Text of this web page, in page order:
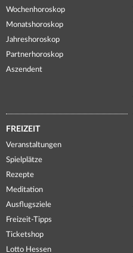
Wochenhoroskop
Monatshoroskop
Jahreshoroskop
Partnerhoroskop
Aszendent
FREIZEIT
Veranstaltungen
Spielplätze
Rezepte
Meditation
Ausflugsziele
Freizeit-Tipps
Ticketshop
Lotto Hessen